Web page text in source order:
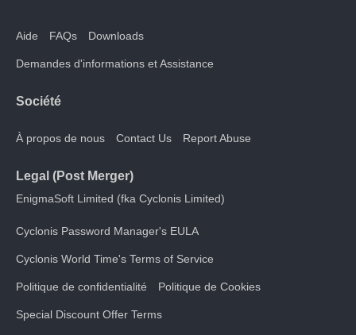
Aide FAQs Downloads
Demandes d'informations et Assistance
Société
À propos de nous Contact Us Report Abuse
Legal (Post Merger)
EnigmaSoft Limited (fka Cyclonis Limited)
Cyclonis Password Manager's EULA
Cyclonis World Time's Terms of Service
Politique de confidentialité Politique de Cookies
Special Discount Offer Terms